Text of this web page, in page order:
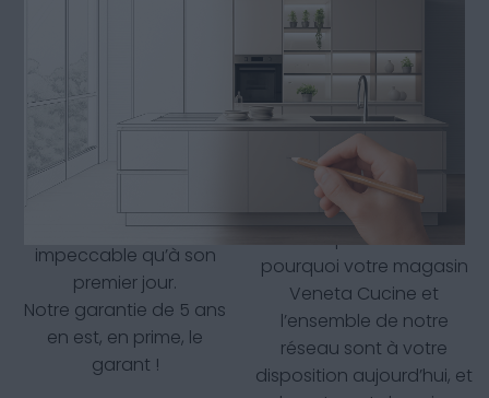
Garantie 5 ans
De qualité supérieure et
cuisine restera aussi
impeccable qu’à son
premier jour.
Notre garantie de 5 ans
en est, en prime, le
garant !
Assistance
continue
Votre satisfaction est
notre priorité. C’est
pourquoi votre magasin
Veneta Cucine et
l’ensemble de notre
réseau sont à votre
disposition aujourd’hui, et